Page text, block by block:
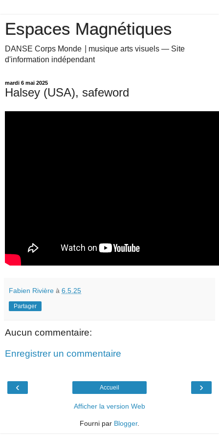
Espaces Magnétiques
DANSE Corps Monde ⎥ musique arts visuels — Site
d'information indépendant
mardi 6 mai 2025
Halsey (USA), safeword
Fabien Rivière à 6.5.25
Partager
Aucun commentaire:
Enregistrer un commentaire
‹ ›
Accueil
Afficher la version Web
Fourni par Blogger.